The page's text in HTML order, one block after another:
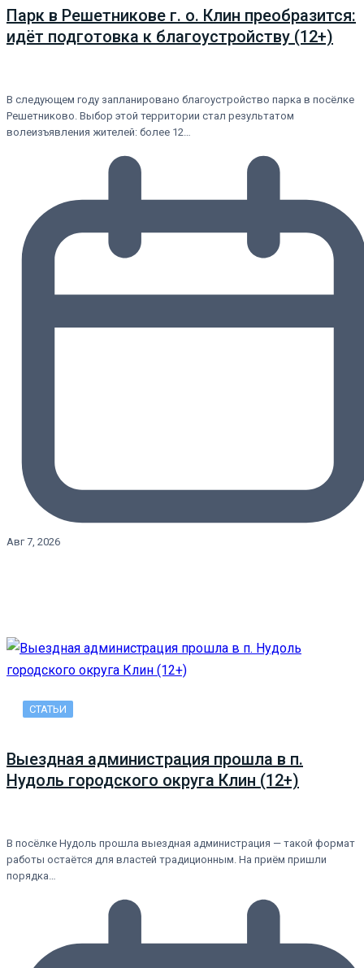
Парк в Решетникове г. о. Клин преобразится:
идёт подготовка к благоустройству (12+)
В следующем году запланировано благоустройство парка в посёлке
Решетниково. Выбор этой территории стал результатом
волеизъявления жителей: более 12…
Авг 7, 2026
СТАТЬИ
Выездная администрация прошла в п.
Нудоль городского округа Клин (12+)
В посёлке Нудоль прошла выездная администрация — такой формат
работы остаётся для властей традиционным. На приём пришли
порядка…